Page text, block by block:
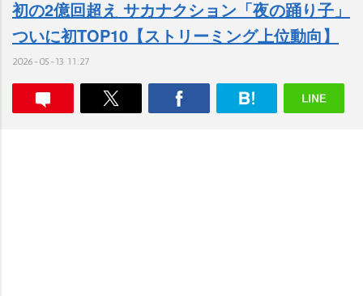
初の2億回超え サカナクション「夜の踊り子」
ついに初TOP10【ストリーミング上位動向】
2026-05-13 11:27